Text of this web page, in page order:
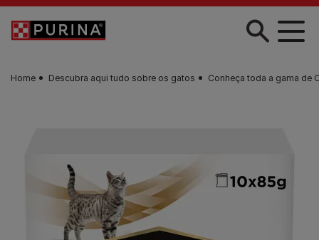
Skip to main content
Home Descubra aqui tudo sobre os gatos Conheça toda a gama de